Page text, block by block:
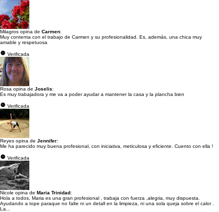
Milagros opina de Carmen:
Muy contenta con el trabajo de Carmen y su profesionalidad. Es, además, una chica muy
amable y respetuosa
Verificada
Rosa opina de Joselis:
Es muy trabajadora y me va a poder ayudar a mantener la casa y la plancha bien
Verificada
Reyes opina de Jennifer:
Me ha parecido muy buena profesional, con iniciativa, meticulosa y eficiente. Cuento con ella !
Verificada
Nicole opina de Maria Trinidad:
Hola a todos, Maria es una gran profesional , trabaja con fuerza ,alegria, muy dispuesta.
Ayudando a tope paraque no falte ni un detall en la limpieza, ni una sola queja sobre el calor .
La...